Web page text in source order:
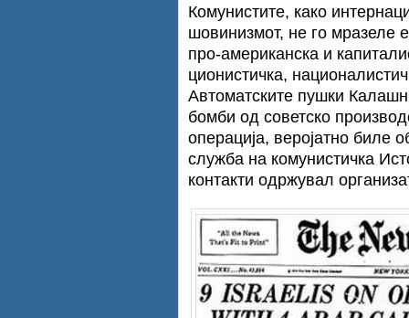
Комунистите, како
шовинизмот, не го мразеле
про-американска и
ционистичка,
Автоматските пушки
бомби од советско
операција, веројатно биле
служба на комунистичка
контакти одржувал